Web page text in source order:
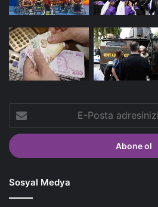
E-
Posta
adresinizi
giriniz
Sosyal Medya